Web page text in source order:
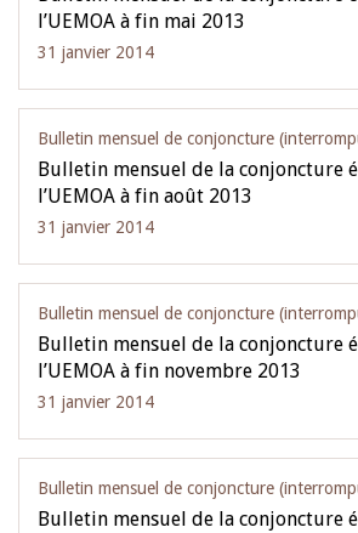
l’UEMOA à fin mai 2013
31 janvier 2014
Bulletin mensuel de conjoncture
Bulletin mensuel de la conjoncture
l’UEMOA à fin août 2013
31 janvier 2014
Bulletin mensuel de conjoncture
Bulletin mensuel de la conjoncture
l’UEMOA à fin novembre 2013
31 janvier 2014
Bulletin mensuel de conjoncture
Bulletin mensuel de la conjoncture